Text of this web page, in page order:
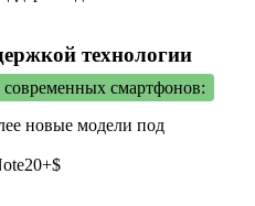
технологии
современных смартфонов:
новые модели под